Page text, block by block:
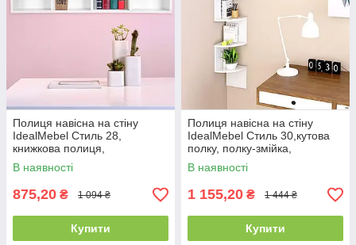
Полиця навісна на стіну
IdealMebel Стиль 28,
книжкова полиця,
декоративна полку в кімнату,
будинок.
В наявності
875,20 ₴ 1 094 ₴
Купити
Полиця навісна на стіну
IdealMebel Стиль 30,кутова
полку, полку-змійка,
декоративна настінна полиця
В наявності
1 155,20 ₴ 1 444 ₴
Купити